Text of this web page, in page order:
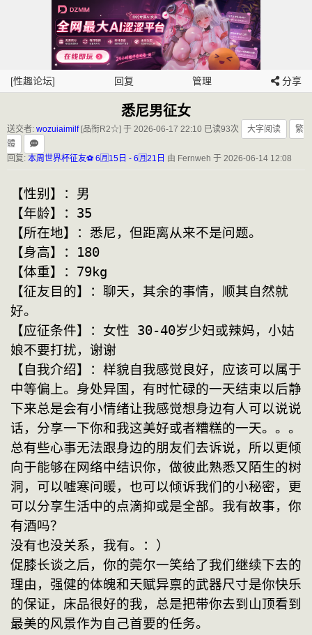
[性趣论坛] 回复 管理 分享
悉尼男征女
送交者: wozuiaimilf[品衔R2☆] 于 2026-06-17 22:10 已读93次 大字阅读
繁
體
回复: 本周世界杯征友⚽️ 6🈷️15日 - 6🈷️21日 由 Fernweh 于 2026-06-14 12:08
【性别】：男
【年龄】：35
【所在地】：悉尼，但距离从来不是问题。
【身高】：180
【体重】：79kg
【征友目的】：聊天，其余的事情，顺其自然就
好。
【应征条件】：女性 30-40岁少妇或辣妈，小姑
娘不要打扰，谢谢
【自我介绍】：样貌自我感觉良好，应该可以属于
中等偏上。身处异国，有时忙碌的一天结束以后静
下来总是会有小情绪让我感觉想身边有人可以说说
话，分享一下你和我这美好或者糟糕的一天。。。
总有些心事无法跟身边的朋友们去诉说，所以更倾
向于能够在网络中结识你，做彼此熟悉又陌生的树
洞，可以嘘寒问暖，也可以倾诉我们的小秘密，更
可以分享生活中的点滴抑或是全部。我有故事，你
有酒吗？
没有也没关系，我有。：）
促膝长谈之后，你的莞尔一笑给了我们继续下去的
理由，强健的体魄和天赋异禀的武器尺寸是你快乐
的保证，床品很好的我，总是把带你去到山顶看到
最美的风景作为自己首要的任务。